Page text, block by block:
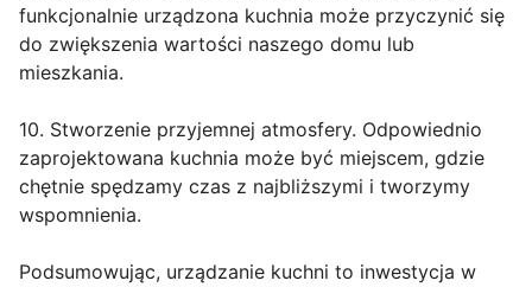
funkcjonalnie urządzona kuchnia może przyczynić się
do zwiększenia wartości naszego domu lub
mieszkania.
10. Stworzenie przyjemnej atmosfery. Odpowiednio
zaprojektowana kuchnia może być miejscem, gdzie
chętnie spędzamy czas z najbliższymi i tworzymy
wspomnienia.
Podsumowując, urządzanie kuchni to inwestycja w